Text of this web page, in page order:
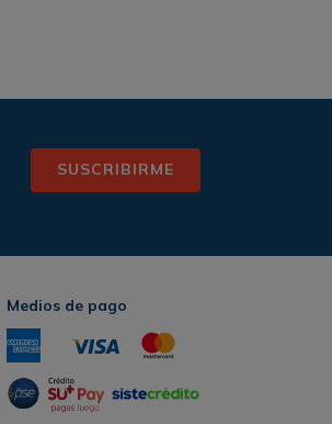
SUSCRIBIRME
Medios de pago